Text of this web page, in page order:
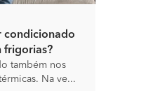
condicionado
frigorias?
também nos
Na ve...